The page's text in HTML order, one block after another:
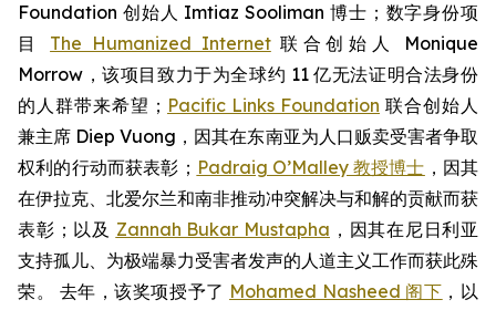
Foundation 创始人 Imtiaz Sooliman 博士；数字身份项
目 The Humanized Internet联合创始人 Monique
Morrow，该项目致力于为全球约 11 亿无法证明合法身份
的人群带来希望； Pacific Links Foundation 联合创始人
兼主席 Diep Vuong，因其在东南亚为人口贩卖受害者争取
权利的行动而获表彰； Padraig O’Malley 教授博士 ，因其
在伊拉克、北爱尔兰和南非推动冲突解决与和解的贡献而获
表彰；以及 Zannah Bukar Mustapha ，因其在尼日利亚
支持孤儿、为极端暴力受害者发声的人道主义工作而获此殊
荣。 去年，该奖项授予了 Mohamed Nasheed 阁下 ，以